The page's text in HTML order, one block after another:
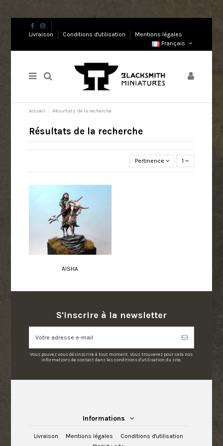
Livraison Conditions d'utilisation
Mentions légales
Français
Accueil Résultats de la recherche
Résultats de la recherche
Pertinence 1
AISHA
S'inscrire à la newsletter
Vous pouvez vous désinscrire à tout moment. Vous trouverez pour cela nos
informations de contact dans les conditions d'utilisation du site.
Informations
Livraison Mentions légales
Conditions d'utilisation